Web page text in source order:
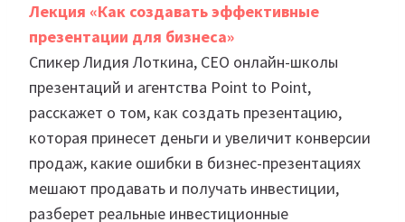
Лекция «Как создавать эффективные
презентации для бизнеса»
Спикер Лидия Лоткина, СЕО онлайн-школы
презентаций и агентства Point to Point,
расскажет о том, как создать презентацию,
которая принесет деньги и увеличит конверсии
продаж, какие ошибки в бизнес-презентациях
мешают продавать и получать инвестиции,
разберет реальные инвестиционные